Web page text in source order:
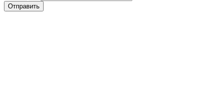
Отправить